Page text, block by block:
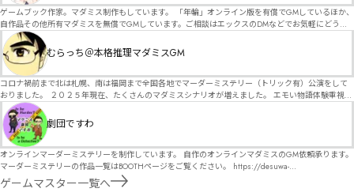
ゲームブック作家。マダミス制作もしています。 「年輪」オンライン版を有償でGMしているほか、
自作品その他所有マダミスを無償でGMしています。ご相談はエックスのDMなどでお気軽にどう
ぞ。
むらっち＠本格推理マダミスGM
コロナ禍前まで北は札幌、南は福岡まで全国各地でマーダーミステリー（トリック有）公演をして
おりました。 ２０２５年現在、たくさんのマダミスシナリオが増えました。 エモい物語体験重視の
シナリオがマダミス・マーダーミステリーというジャンル名でたくさんあるため、そのようなシナ
リオは簡単に遊べます。 しかし、２～３時間ずっと考え＆議論して、見たことないトリックが解け
る閃きや犯人として逃げ切る楽しみのある本格推理マーダーミステリーを見つけることが難しくな
劇団ですわ
オンラインマーダーミステリーを制作しています。 自作のオンラインマダミスのGM依頼承ります。
マーダーミステリーの作品一覧はBOOTHページをご覧ください。 https://desuwa-
madamisu.booth.pm/ 以下注意事項をご一読、同意の上で、予約フォームからご連絡ください。
ゲームマスター一覧へ